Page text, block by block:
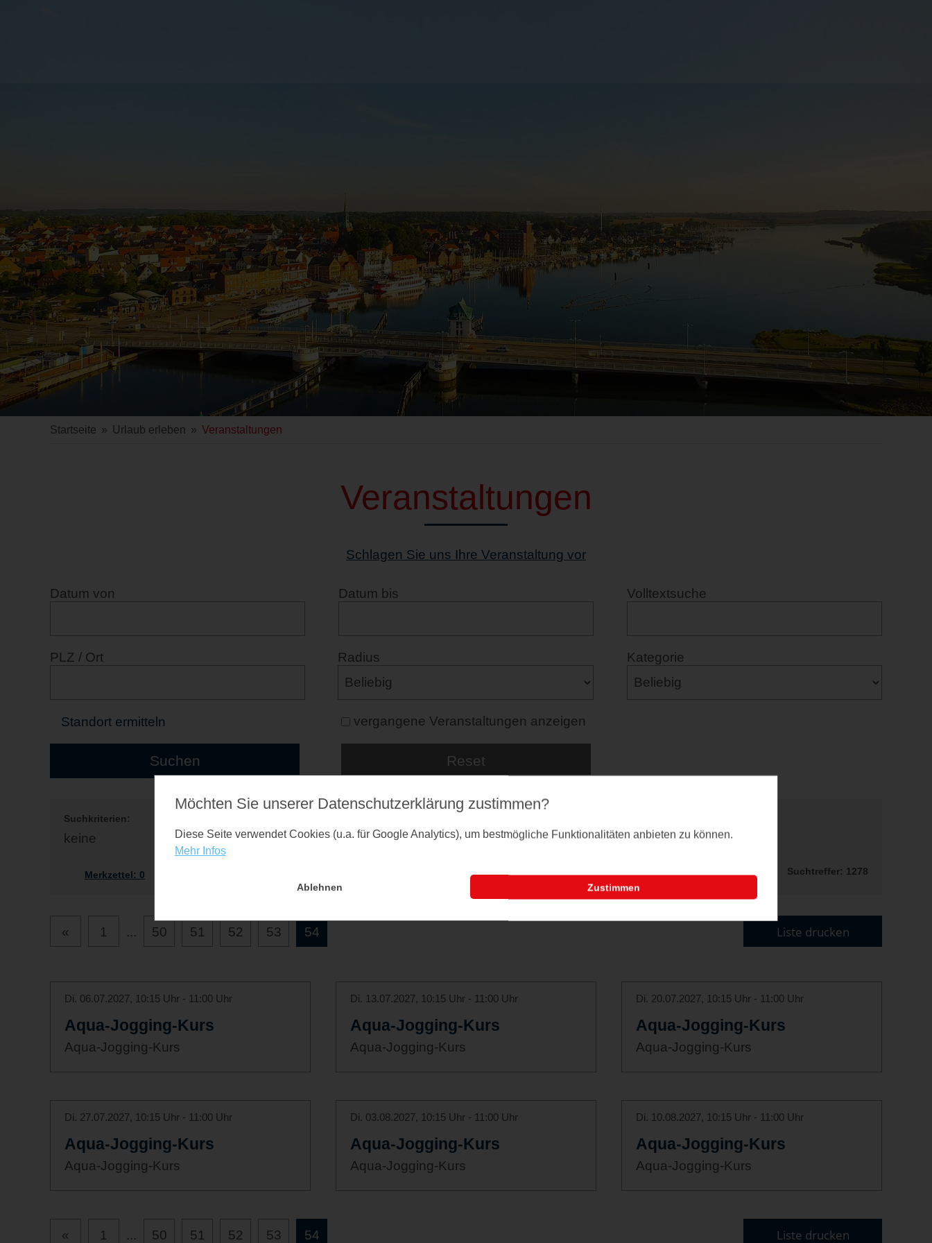
Startseite » Urlaub erleben » Veranstaltungen
Veranstaltungen
Schlagen Sie uns Ihre Veranstaltung vor
Datum von Datum bis Volltextsuche
PLZ / Ort Radius Kategorie
Standort ermitteln vergangene Veranstaltungen anzeigen
Suchkriterien:
keine
Merkzettel: 0 Suchtreffer: 1278
« 1 ... 50 51 52 53 54 Liste drucken
Di. 06.07.2027, 10:15 Uhr - 11:00 Uhr
Aqua-Jogging-Kurs
Aqua-Jogging-Kurs
Di. 13.07.2027, 10:15 Uhr - 11:00 Uhr
Aqua-Jogging-Kurs
Aqua-Jogging-Kurs
Di. 20.07.2027, 10:15 Uhr - 11:00 Uhr
Aqua-Jogging-Kurs
Aqua-Jogging-Kurs
Di. 27.07.2027, 10:15 Uhr - 11:00 Uhr
Aqua-Jogging-Kurs
Aqua-Jogging-Kurs
Di. 03.08.2027, 10:15 Uhr - 11:00 Uhr
Aqua-Jogging-Kurs
Aqua-Jogging-Kurs
Di. 10.08.2027, 10:15 Uhr - 11:00 Uhr
Aqua-Jogging-Kurs
Aqua-Jogging-Kurs
« 1 ... 50 51 52 53 54 Liste drucken
Möchten Sie unserer Datenschutz­erklärung zustimmen?
Diese Seite verwendet Cookies (u.a. für Google Analytics), um bestmögliche Funktionalitäten anbieten zu können.
Mehr Infos
Ablehnen Zustimmen